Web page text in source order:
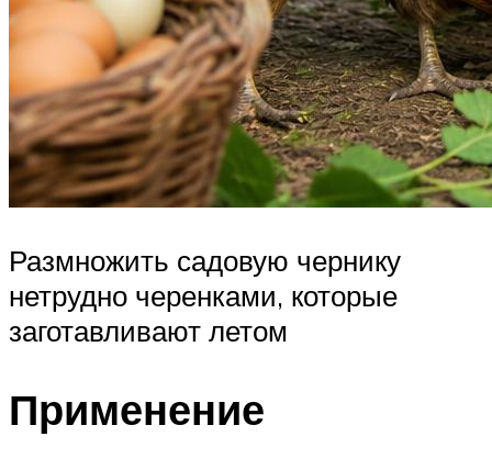
Размножить садовую чернику
нетрудно черенками, которые
заготавливают летом
Применение